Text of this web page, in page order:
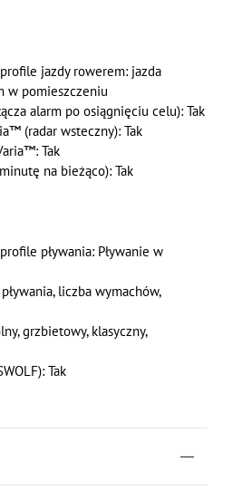
jazdy rowerem: jazda
w pomieszczeniu
alarm po osiągnięciu celu): Tak
(radar wsteczny): Tak
Tak
na bieżąco): Tak
pływania: Pływanie w
liczba wymachów,
grzbietowy, klasyczny,
Tak